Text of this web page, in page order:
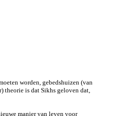
worden, gebedshuizen (van
theorie is dat Sikhs geloven dat,
manier van leven voor